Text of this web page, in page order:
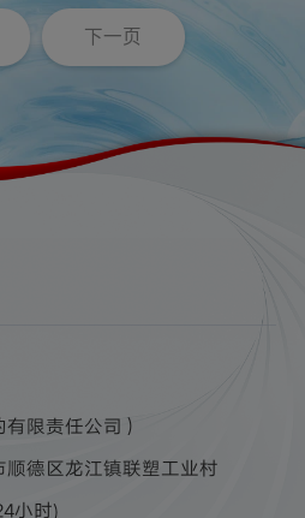
下一页
限责任公司）
德区龙江镇联塑工业村
小时)